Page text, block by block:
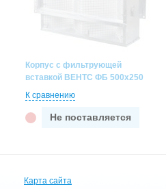
Корпус с фильтрующей
вставкой ВЕНТС ФБ 500х250
К сравнению
Не поставляется
Карта сайта